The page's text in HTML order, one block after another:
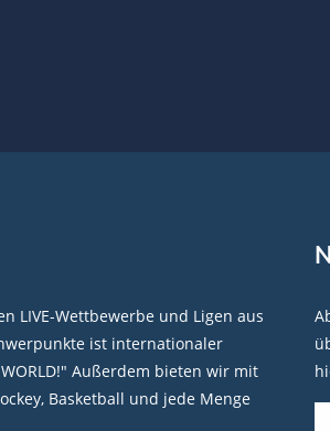
LIVE-Wettbewerbe und Ligen aus
ist internationaler
Außerdem bieten wir mit
Basketball und jede Menge